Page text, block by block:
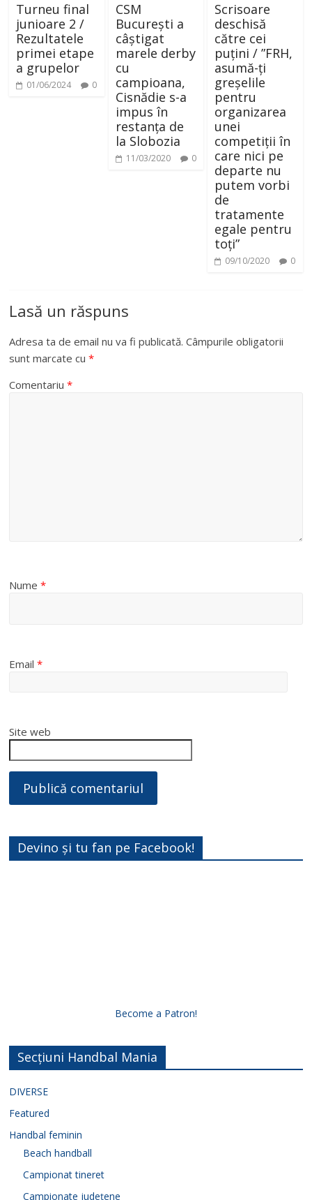
Turneu final
junioare 2 /
Rezultatele
primei etape
a grupelor
01/06/2024 0
CSM
București a
câștigat
marele derby
cu
campioana,
Cisnădie s-a
impus în
restanța de
la Slobozia
11/03/2020 0
Scrisoare
deschisă
către cei
puțini / ”FRH,
asumă-ți
greșelile
pentru
organizarea
unei
competiții în
care nici pe
departe nu
putem vorbi
de
tratamente
egale pentru
toți”
09/10/2020 0
Lasă un răspuns
Adresa ta de email nu va fi publicată. Câmpurile obligatorii
sunt marcate cu*
Comentariu*
Nume*
Email*
Site web
Devino și tu fan pe Facebook!
Become a Patron!
Secțiuni Handbal Mania
DIVERSE
Featured
Handbal feminin
Beach handball
Campionat tineret
Campionate județene